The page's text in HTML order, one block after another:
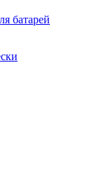
батарей